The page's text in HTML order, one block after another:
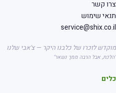
קשר
שימוש
לזכרו של כלבנו היקר — צ'אבי שלנו
אבל הרבה ממך נשאר"